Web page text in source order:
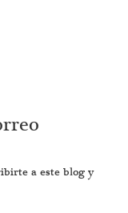
a este blog y